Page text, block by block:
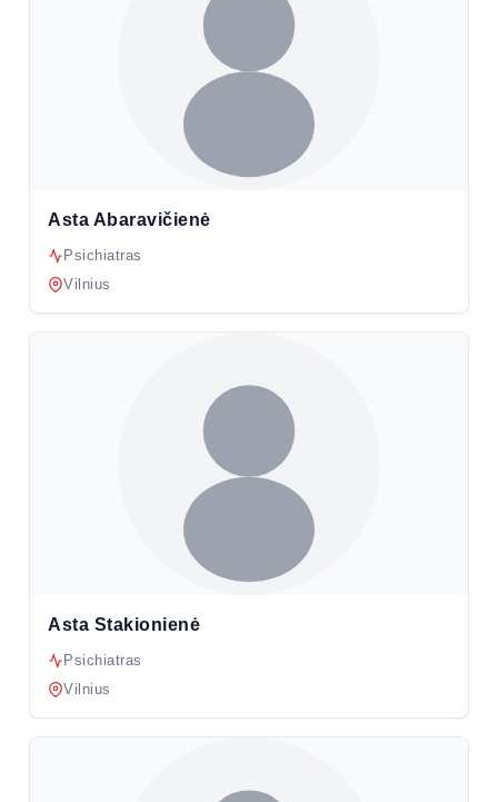
Asta Abaravičienė
Psichiatras
Vilnius
Asta Stakionienė
Psichiatras
Vilnius